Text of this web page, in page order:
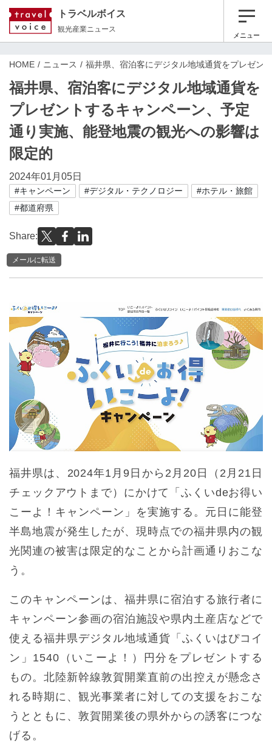
トラベルボイス
観光産業ニュース
メニュー
HOME ニュース 福井県、宿泊客にデジタル地域通貨をプレゼン
福井県、宿泊客にデジタル地域通貨を
プレゼントするキャンペーン、予定
通り実施、能登地震の観光への影響は
限定的
2024年01月05日
#キャンペーン #デジタル・テクノロジー
#ホテル・旅館
#都道府県
Share:
メールに転送
福井県は、2024年1月9日から2月20日（2月21日
チェックアウトまで）にかけて「ふくいdeお得い
こーよ！キャンペーン」を実施する。元日に能登
半島地震が発生したが、現時点での福井県内の観
光関連の被害は限定的なことから計画通りおこな
う。
このキャンペーンは、福井県に宿泊する旅行者に
キャンペーン参画の宿泊施設や県内土産店などで
使える福井県デジタル地域通貨「ふくいはぴコイ
ン」1540（いこーよ！）円分をプレゼントする
もの。北陸新幹線敦賀開業直前の出控えが懸念さ
れる時期に、観光事業者に対しての支援をおこな
うとともに、敦賀開業後の県外からの誘客につな
げる。